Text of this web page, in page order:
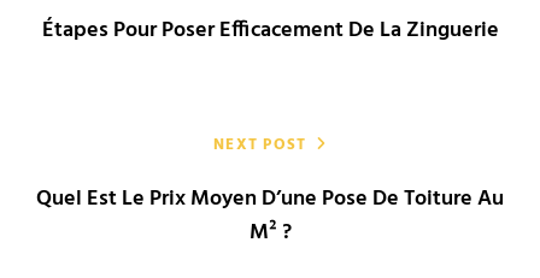
l’article
Étapes Pour Poser Efficacement De La Zinguerie
NEXT POST
Quel Est Le Prix Moyen D’une Pose De Toiture Au
M² ?